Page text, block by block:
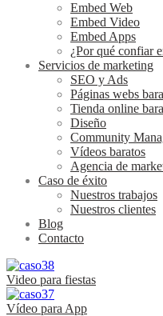
Embed Web
Embed Video
Embed Apps
¿Por qué confiar
Servicios de marketing
SEO y Ads
Páginas webs
Tienda online
Diseño
Community
Vídeos baratos
Agencia de
Caso de éxito
Nuestros trabajos
Nuestros clientes
Blog
Contacto
Video para fiestas
Vídeo para App